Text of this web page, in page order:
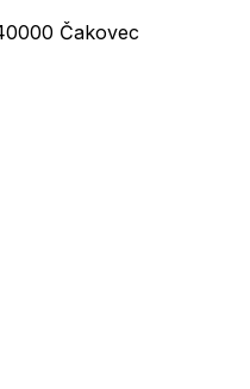
Čakovec